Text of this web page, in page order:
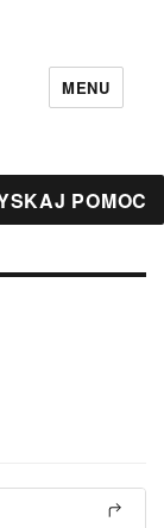
MENU
POMOC